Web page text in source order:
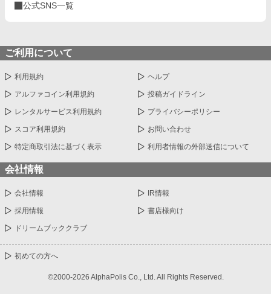
公式SNS一覧
ご利用について
利用規約 ヘルプ
アルファコイン利用規約 投稿ガイドライン
レンタルサービス利用規約 プライバシーポリシー
スコア利用規約 お問い合わせ
特定商取引法に基づく表示 利用者情報の外部送信について
会社情報
会社情報 IR情報
採用情報 書店様向け
ドリームブッククラブ
初めての方へ
©2000-2026 AlphaPolis Co., Ltd. All Rights Reserved.